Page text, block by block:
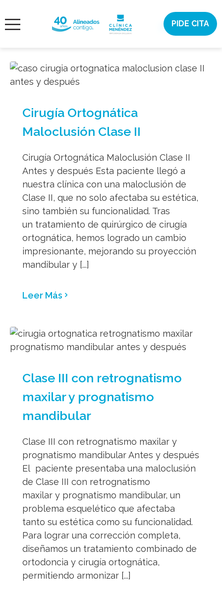
PIDE CITA
ORTODONCIA
ESTÉTICA
DENTAL
CASOS
ONLINE
al
contenido
Cirugía Ortognática
Maloclusión Clase II
Cirugía Ortognática Maloclusión Clase II
Antes y después Esta paciente llegó a
nuestra clínica con una maloclusión de
Clase II, que no solo afectaba su estética,
sino también su funcionalidad. Tras
un tratamiento de quirúrgico de cirugía
ortognática, hemos logrado un cambio
impresionante, mejorando su proyección
mandibular y [...]
Leer Más
Clase III con retrognatismo
maxilar y prognatismo
mandibular
Clase III con retrognatismo maxilar y
prognatismo mandibular Antes y después
El paciente presentaba una maloclusión
de Clase III con retrognatismo
maxilar y prognatismo mandibular, un
problema esquelético que afectaba
tanto su estética como su funcionalidad.
Para lograr una corrección completa,
diseñamos un tratamiento combinado de
ortodoncia y cirugía ortognática,
permitiendo armonizar [...]
¿AYUDA?